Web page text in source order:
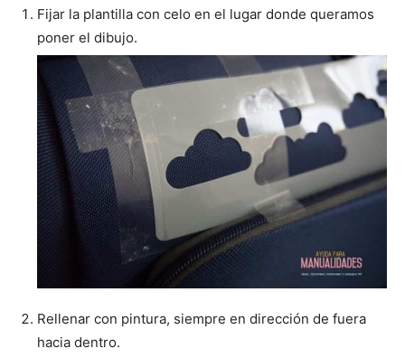
Fijar la plantilla con celo en el lugar donde queramos
poner el dibujo.
Rellenar con pintura, siempre en dirección de fuera
hacia dentro.